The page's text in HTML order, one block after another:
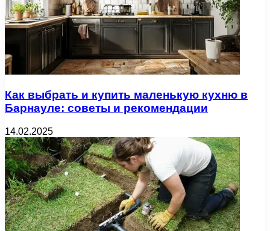
Как выбрать и купить маленькую кухню в
Барнауле: советы и рекомендации
14.02.2025